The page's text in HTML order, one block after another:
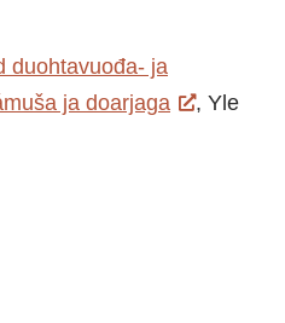
duohtavuođa- ja
ja doarjaga
, Yle